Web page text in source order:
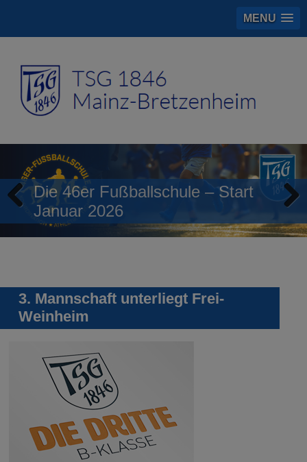
MENU
Die 46er Fußballschule – Start
Januar 2026
Previous
3. Mannschaft unterliegt Frei-
Weinheim